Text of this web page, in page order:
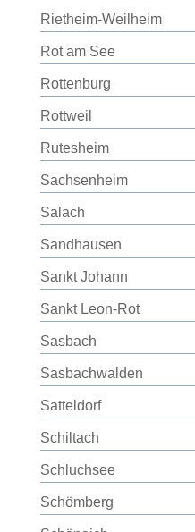
Rietheim-Weilheim
Rot am See
Rottenburg
Rottweil
Rutesheim
Sachsenheim
Salach
Sandhausen
Sankt Johann
Sankt Leon-Rot
Sasbach
Sasbachwalden
Satteldorf
Schiltach
Schluchsee
Schömberg